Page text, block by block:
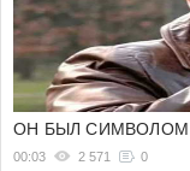
ОН БЫЛ
00:03 2 571 0